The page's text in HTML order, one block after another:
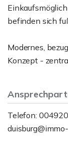
befinden sich
Modernes,
Konzept -
Telefon: